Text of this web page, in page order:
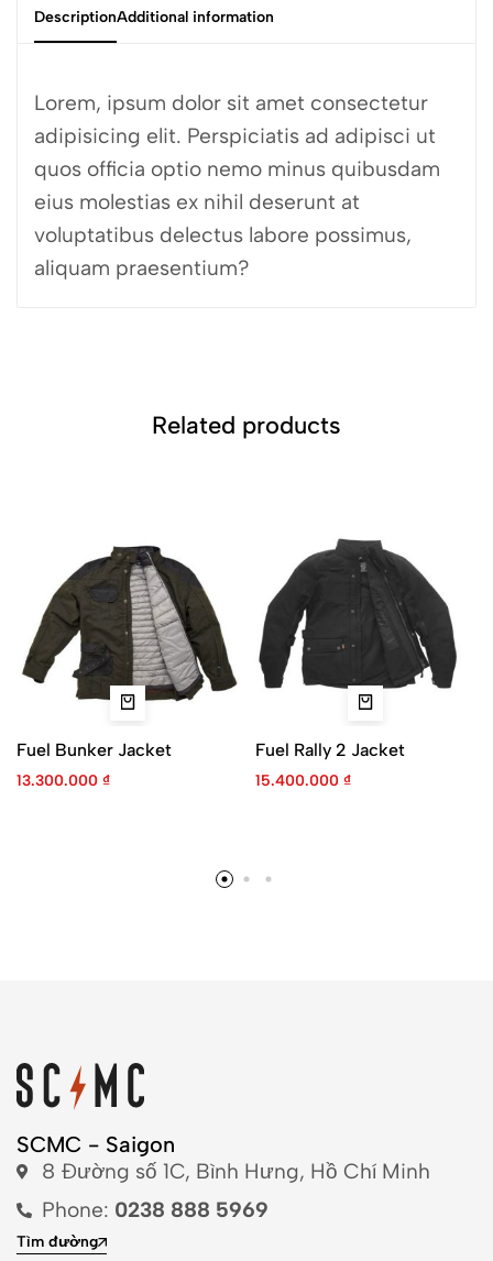
DescriptionAdditional information
Lorem, ipsum dolor sit amet consectetur
adipisicing elit. Perspiciatis ad adipisci ut
quos officia optio nemo minus quibusdam
eius molestias ex nihil deserunt at
voluptatibus delectus labore possimus,
aliquam praesentium?
Related products
Fuel Bunker Jacket
13.300.000 ₫
Fuel Rally 2 Jacket
15.400.000 ₫
SCMC - Saigon
8 Đường số 1C, Bình Hưng, Hồ Chí Minh
Phone: 0238 888 5969
Tìm đường